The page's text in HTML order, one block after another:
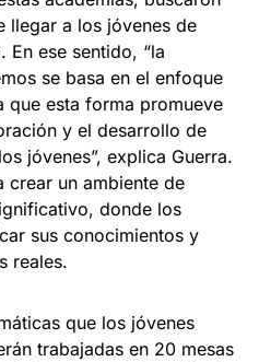
llegar a los jóvenes de
En ese sentido, “la
se basa en el enfoque
que esta forma promueve
y el desarrollo de
jóvenes”, explica Guerra.
crear un ambiente de
donde los
sus conocimientos y
reales.
que los jóvenes
trabajadas en 20 mesas